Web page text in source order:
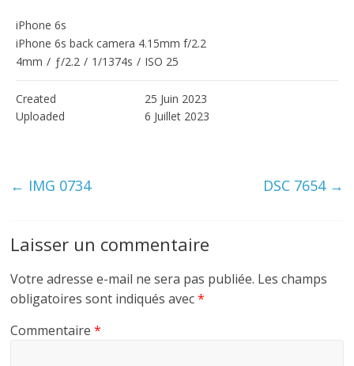
iPhone 6s
iPhone 6s back camera 4.15mm f/2.2
4mm / ƒ/2.2 / 1/1374s / ISO 25
Created
25 Juin 2023
Uploaded
6 Juillet 2023
← IMG 0734 DSC 7654 →
Laisser un commentaire
Votre adresse e-mail ne sera pas publiée. Les champs
obligatoires sont indiqués avec*
Commentaire*